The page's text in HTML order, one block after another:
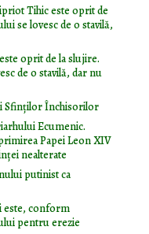
Tihic este oprit de
se lovesc de o stavilă,
oprit de la slujire.
de o stavilă, dar nu
Sfinţilor Închisorilor
Ecumenic.
Papei Leon XIV
nealterate
putinist ca
conform
pentru erezie